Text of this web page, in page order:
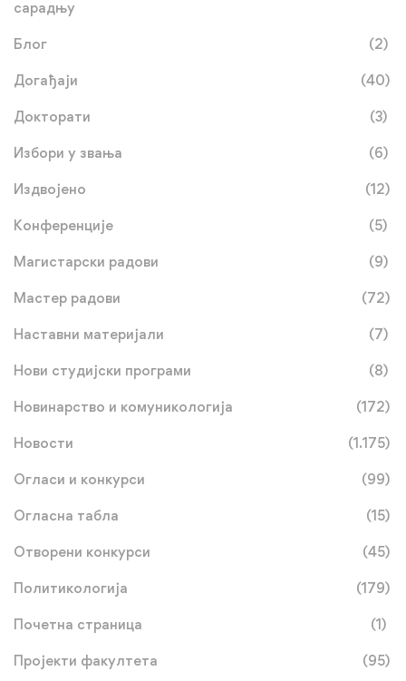
сарадњу
Блог (2)
Догађаји (40)
Докторати (3)
Избори у звања (6)
Издвојено (12)
Конференције (5)
Магистарски радови (9)
Мастер радови (72)
Наставни материјали (7)
Нови студијски програми (8)
Новинарство и комуникологија (172)
Новости (1.175)
Огласи и конкурси (99)
Огласна табла (15)
Отворени конкурси (45)
Политикологија (179)
Почетна страница (1)
Пројекти факултета (95)